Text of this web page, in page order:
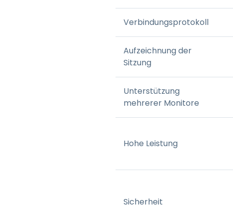
Verbindungsprotokoll
Aufzeichnung der
Sitzung
Unterstützung
mehrerer Monitore
Hohe Leistung
Sicherheit